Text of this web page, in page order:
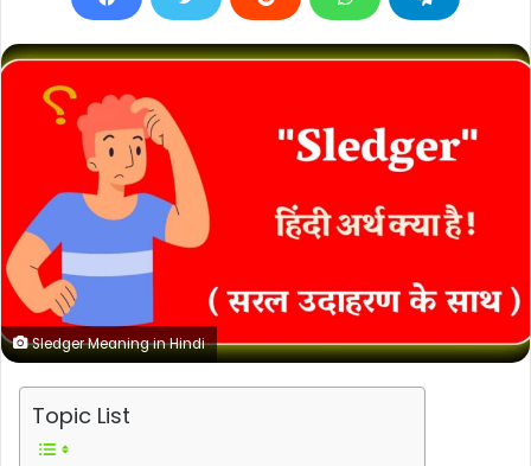
Sledger Meaning in Hindi
Topic List